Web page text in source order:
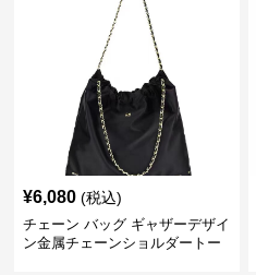
¥6,080 (税込)
チェーン バッグ ギャザーデザイ
ン金属チェーンショルダートー